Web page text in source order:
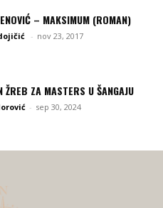
– MAKSIMUM (ROMAN)
- nov 23, 2017
ŽREB ZA MASTERS U ŠANGAJU
- sep 30, 2024